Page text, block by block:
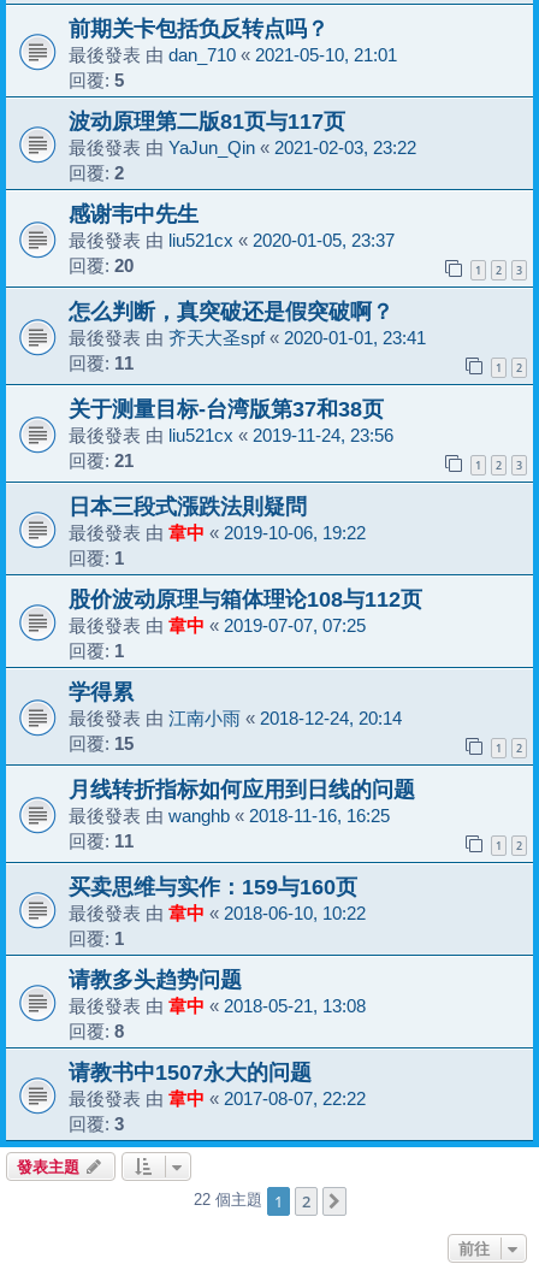
前期关卡包括负反转点吗？
最後發表 由 dan_710 « 2021-05-10, 21:01
回覆: 5
波动原理第二版81页与117页
最後發表 由 YaJun_Qin « 2021-02-03, 23:22
回覆: 2
感谢韦中先生
最後發表 由 liu521cx « 2020-01-05, 23:37
回覆: 20 1 2 3
怎么判断，真突破还是假突破啊？
最後發表 由 齐天大圣spf« 2020-01-01, 23:41
回覆: 11 1 2
关于测量目标-台湾版第37和38页
最後發表 由 liu521cx « 2019-11-24, 23:56
回覆: 21 1 2 3
日本三段式漲跌法則疑問
最後發表 由 韋中 « 2019-10-06, 19:22
回覆: 1
股价波动原理与箱体理论108与112页
最後發表 由 韋中 « 2019-07-07, 07:25
回覆: 1
学得累
最後發表 由 江南小雨 « 2018-12-24, 20:14
回覆: 15 1 2
月线转折指标如何应用到日线的问题
最後發表 由 wanghb « 2018-11-16, 16:25
回覆: 11 1 2
买卖思维与实作：159与160页
最後發表 由 韋中 « 2018-06-10, 10:22
回覆: 1
请教多头趋势问题
最後發表 由 韋中 « 2018-05-21, 13:08
回覆: 8
请教书中1507永大的问题
最後發表 由 韋中 « 2017-08-07, 22:22
回覆: 3
發表主題
22 個主題 1 2
前往